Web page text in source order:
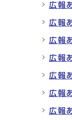
広報
広報
広報
広報
広報
広報
広報